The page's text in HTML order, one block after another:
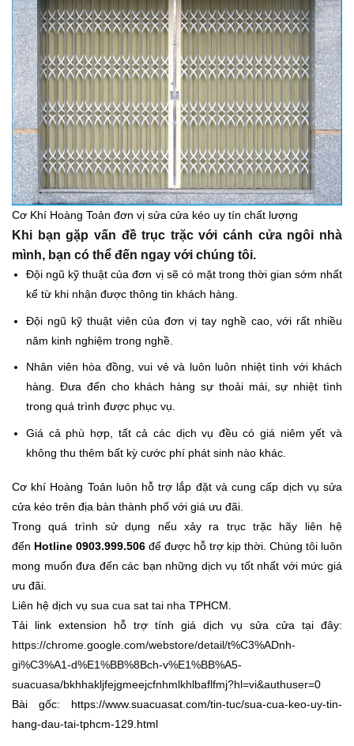
Cơ Khí Hoàng Toản đơn vị sửa cửa kéo uy tín chất lượng
Khi bạn gặp vấn đề trục trặc với cánh cửa ngôi nhà
mình, bạn có thể đến ngay với chúng tôi.
Đội ngũ kỹ thuật của đơn vị sẽ có mặt trong thời gian sớm nhất
kể từ khi nhận được thông tin khách hàng.
Đội ngũ kỹ thuật viên của đơn vị tay nghề cao, với rất nhiều
năm kinh nghiệm trong nghề.
Nhân viên hòa đồng, vui vẻ và luôn luôn nhiệt tình với khách
hàng. Đưa đến cho khách hàng sự thoải mái, sự nhiệt tình
trong quá trình được phục vụ.
Giá cả phù hợp, tất cả các dịch vụ đều có giá niêm yết và
không thu thêm bất kỳ cước phí phát sinh nào khác.
Cơ khí Hoàng Toản luôn hỗ trợ lắp đặt và cung cấp dịch vụ sửa
cửa kéo trên địa bàn thành phố với giá ưu đãi.
Trong quá trình sử dụng nếu xảy ra trục trặc hãy liên hệ
đến Hotline 0903.999.506 để được hỗ trợ kịp thời. Chúng tôi luôn
mong muốn đưa đến các bạn những dịch vụ tốt nhất với mức giá
ưu đãi.
Liên hệ dịch vụ sua cua sat tai nha TPHCM.
Tải link extension hỗ trợ tính giá dịch vụ sửa cửa tại đây:
https://chrome.google.com/webstore/detail/t%C3%ADnh-
gi%C3%A1-d%E1%BB%8Bch-v%E1%BB%A5-
suacuasa/bkhhakljfejgmeejcfnhmlkhlbaflfmj?hl=vi&authuser=0
Bài gốc: https://www.suacuasat.com/tin-tuc/sua-cua-keo-uy-tin-
hang-dau-tai-tphcm-129.html